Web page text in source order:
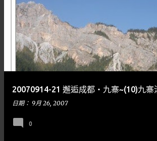
20070914-21 邂逅成都‧九寨~(10)九寨
日期： 9月 26, 2007
0